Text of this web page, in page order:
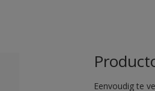
Eenvoudig te